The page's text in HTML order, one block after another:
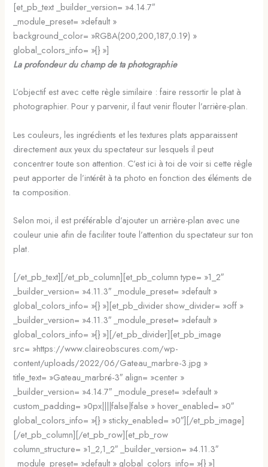
[et_pb_text _builder_version= »4.14.7″
_module_preset= »default »
background_color= »RGBA(200,200,187,0.19) »
global_colors_info= »{} »]
La profondeur du champ de ta photographie
L’objectif est avec cette règle similaire : faire ressortir le plat à
photographier. Pour y parvenir, il faut venir flouter l’arrière-plan.
Les couleurs, les ingrédients et les textures plats apparaissent
directement aux yeux du spectateur sur lesquels il peut
concentrer toute son attention. C’est ici à toi de voir si cette règle
peut apporter de l’intérêt à ta photo en fonction des éléments de
ta composition.
Selon moi, il est préférable d’ajouter un arrière-plan avec une
couleur unie afin de faciliter toute l’attention du spectateur sur ton
plat.
[/et_pb_text][/et_pb_column][et_pb_column type= »1_2″
_builder_version= »4.11.3″ _module_preset= »default »
global_colors_info= »{} »][et_pb_divider show_divider= »off »
_builder_version= »4.11.3″ _module_preset= »default »
global_colors_info= »{} »][/et_pb_divider][et_pb_image
src= »https://www.claireobscures.com/wp-
content/uploads/2022/06/Gateau_marbre-3.jpg »
title_text= »Gateau_marbré-3″ align= »center »
_builder_version= »4.14.7″ _module_preset= »default »
custom_padding= »0px||||false|false » hover_enabled= »0″
global_colors_info= »{} » sticky_enabled= »0″][/et_pb_image]
[/et_pb_column][/et_pb_row][et_pb_row
column_structure= »1_2,1_2″ _builder_version= »4.11.3″
_module_preset= »default » global_colors_info= »{} »]